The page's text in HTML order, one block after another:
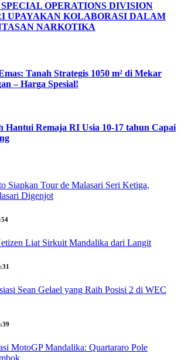
OPERATIONS DIVISION
UPAYAKAN KOLABORASI DALAM
NARKOTIKA
Tanah Strategis 1050 m² di Mekar
– Harga Spesial!
Hantui Remaja RI Usia 10-17 tahun Capai
Siapkan Tour de Malasari Seri Ketiga,
Digenjot
Liat Sirkuit Mandalika dari Langit
Sean Gelael yang Raih Posisi 2 di WEC
MotoGP Mandalika: Quartararo Pole